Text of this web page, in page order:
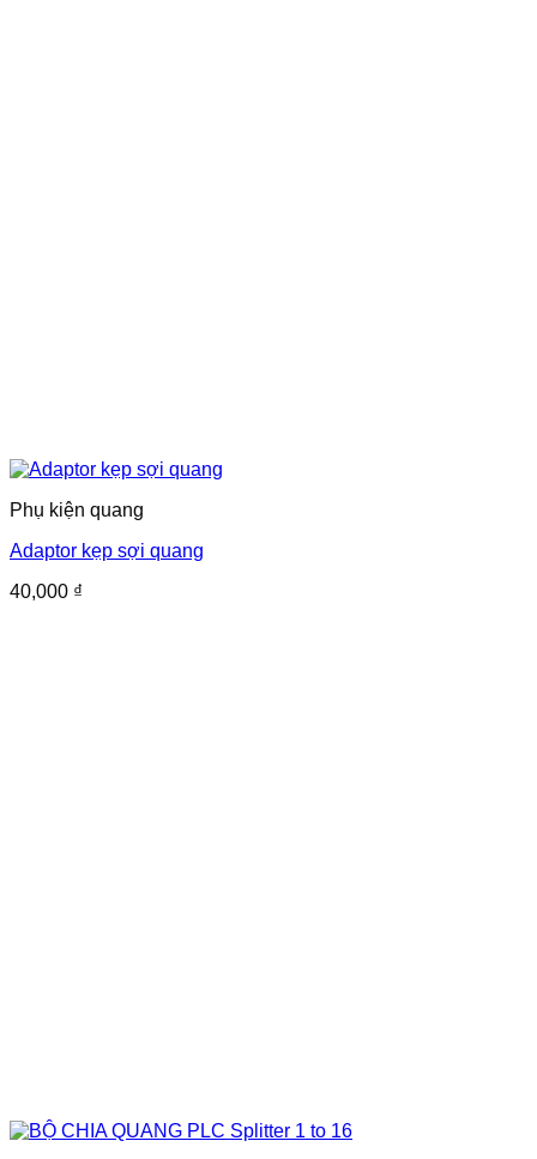
Phụ kiện quang
Adaptor kẹp sợi quang
40,000 ₫